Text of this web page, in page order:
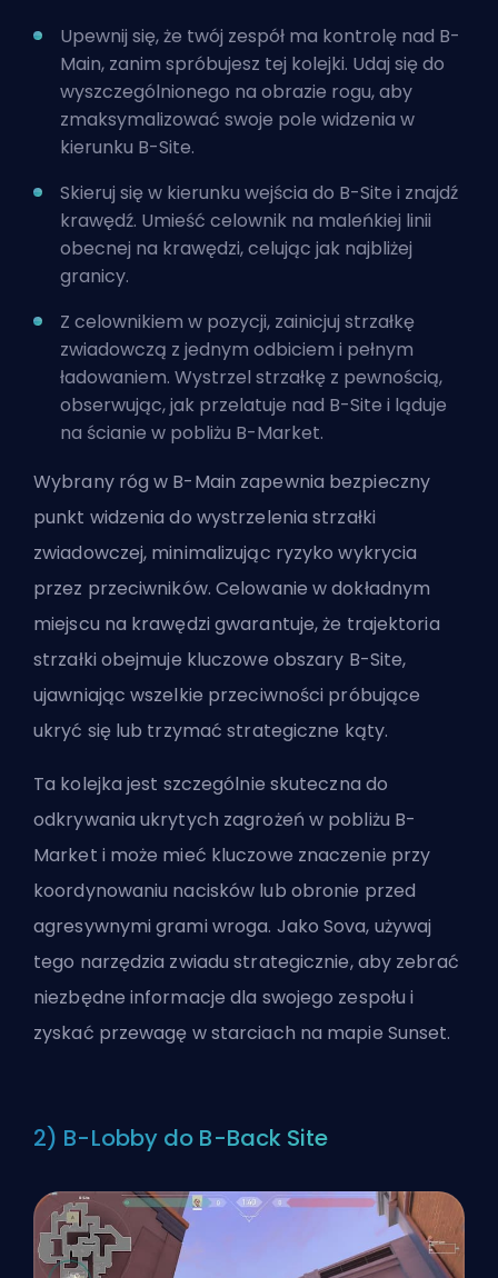
Upewnij się, że twój zespół ma kontrolę nad B-
Main, zanim spróbujesz tej kolejki. Udaj się do
wyszczególnionego na obrazie rogu, aby
zmaksymalizować swoje pole widzenia w
kierunku B-Site.
Skieruj się w kierunku wejścia do B-Site i znajdź
krawędź. Umieść celownik na maleńkiej linii
obecnej na krawędzi, celując jak najbliżej
granicy.
Z celownikiem w pozycji, zainicjuj strzałkę
zwiadowczą z jednym odbiciem i pełnym
ładowaniem. Wystrzel strzałkę z pewnością,
obserwując, jak przelatuje nad B-Site i ląduje
na ścianie w pobliżu B-Market.
Wybrany róg w B-Main zapewnia bezpieczny
punkt widzenia do wystrzelenia strzałki
zwiadowczej, minimalizując ryzyko wykrycia
przez przeciwników. Celowanie w dokładnym
miejscu na krawędzi gwarantuje, że trajektoria
strzałki obejmuje kluczowe obszary B-Site,
ujawniając wszelkie przeciwności próbujące
ukryć się lub trzymać strategiczne kąty.
Ta kolejka jest szczególnie skuteczna do
odkrywania ukrytych zagrożeń w pobliżu B-
Market i może mieć kluczowe znaczenie przy
koordynowaniu nacisków lub obronie przed
agresywnymi grami wroga. Jako Sova, używaj
tego narzędzia zwiadu strategicznie, aby zebrać
niezbędne informacje dla swojego zespołu i
zyskać przewagę w starciach na mapie Sunset.
2) B-Lobby do B-Back Site